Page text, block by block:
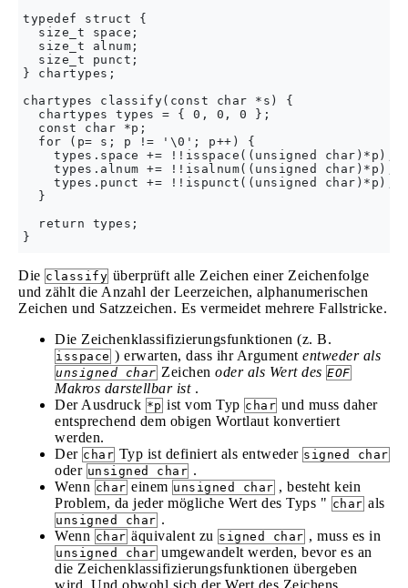
typedef struct {
  size_t space;
  size_t alnum;
  size_t punct;
} chartypes;
chartypes classify(const char *s) {
  chartypes types = { 0, 0, 0 };
  const char *p;
  for (p= s; p != '\0'; p++) {
    types.space += !!isspace((unsigned char)*p);
    types.alnum += !!isalnum((unsigned char)*p);
    types.punct += !!ispunct((unsigned char)*p);
  }
  return types;
Die classify überprüft alle Zeichen einer Zeichenfolge
und zählt die Anzahl der Leerzeichen, alphanumerischen
Zeichen und Satzzeichen. Es vermeidet mehrere Fallstricke.
Die Zeichenklassifizierungsfunktionen (z. B.
isspace ) erwarten, dass ihr Argument entweder als
unsigned char Zeichen oder als Wert des EOF
Makros darstellbar ist.
Der Ausdruck *p ist vom Typ char und muss daher
entsprechend dem obigen Wortlaut konvertiert
werden.
Der char Typ ist definiert als entweder signed char
oder unsigned char .
Wenn char einem unsigned char , besteht kein
Problem, da jeder mögliche Wert des Typs " char als
unsigned char .
Wenn char äquivalent zu signed char , muss es in
unsigned char umgewandelt werden, bevor es an
die Zeichenklassifizierungsfunktionen übergeben
wird. Und obwohl sich der Wert des Zeichens